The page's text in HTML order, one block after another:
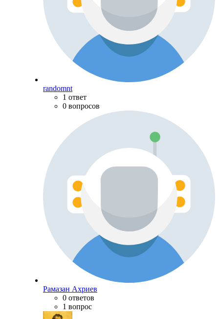
randomnt
1 ответ
0 вопросов
Рамазан Ахриев
0 ответов
1 вопрос